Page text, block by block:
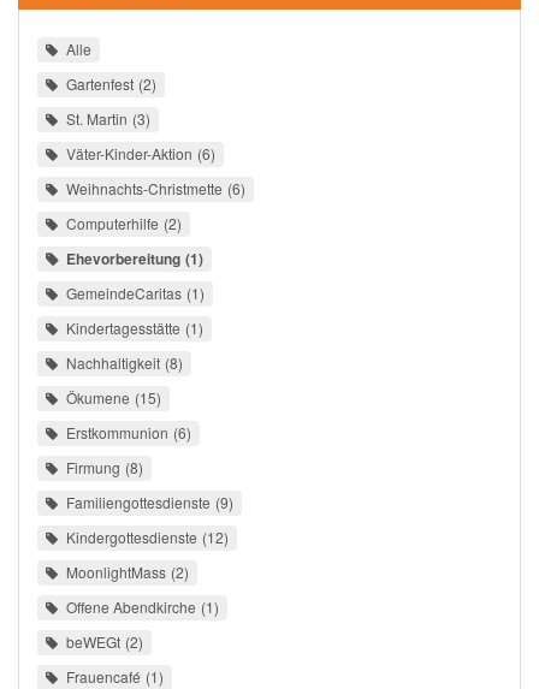
Alle
Gartenfest 2
St. Martin 3
Väter-Kinder-Aktion 6
Weihnachts-Christmette 6
Computerhilfe 2
Ehevorbereitung 1
GemeindeCaritas 1
Kindertagesstätte 1
Nachhaltigkeit 8
Ökumene 15
Erstkommunion 6
Firmung 8
Familiengottesdienste 9
Kindergottesdienste 12
MoonlightMass 2
Offene Abendkirche 1
beWEGt 2
Frauencafé 1